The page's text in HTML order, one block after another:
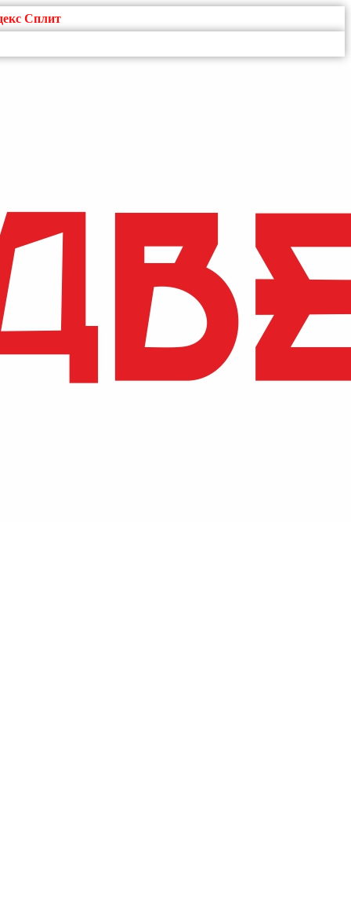
Сплит